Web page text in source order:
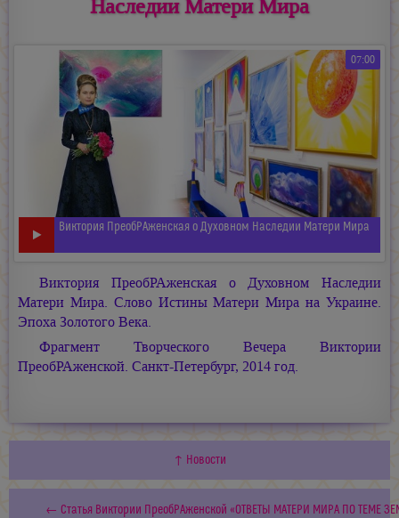
Наследии Матери Мира
07:00
Виктория ПреобРАженская о Духовном Наследии Матери Мира
Виктория ПреобРАженская о Духовном Наследии
Матери Мира. Слово Истины Матери Мира на Украине.
Эпоха Золотого Века.
Фрагмент Творческого Вечера Виктории
ПреобРАженской. Санкт-Петербург, 2014 год.
↑ Новости
← Статья Виктории ПреобРАженской «ОТВЕТЫ МАТЕРИ МИРА ПО ТЕМЕ